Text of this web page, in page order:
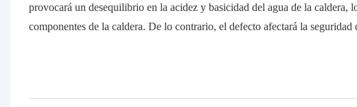
provocará un desequilibrio en la acidez y basicidad del agua de la
componentes de la caldera. De lo contrario, el defecto afectará la